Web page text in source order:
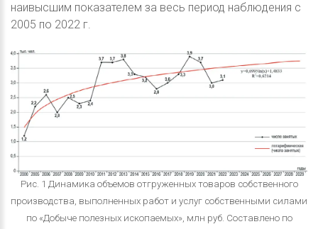
наивысшим показателем за весь период наблюдения с
2005 по 2022 г.
Рис. 1 Динамика объемов отгруженных товаров собственного
производства, выполненных работ и услуг собственными силами
по «Добыче полезных ископаемых», млн руб. Составлено по